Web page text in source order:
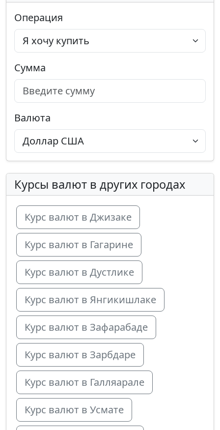
Операция
Сумма
Валюта
Курсы валют в других городах
Курс валют в Джизаке
Курс валют в Гагарине
Курс валют в Дустлике
Курс валют в Янгикишлаке
Курс валют в Зафарабаде
Курс валют в Зарбдаре
Курс валют в Галляарале
Курс валют в Усмате